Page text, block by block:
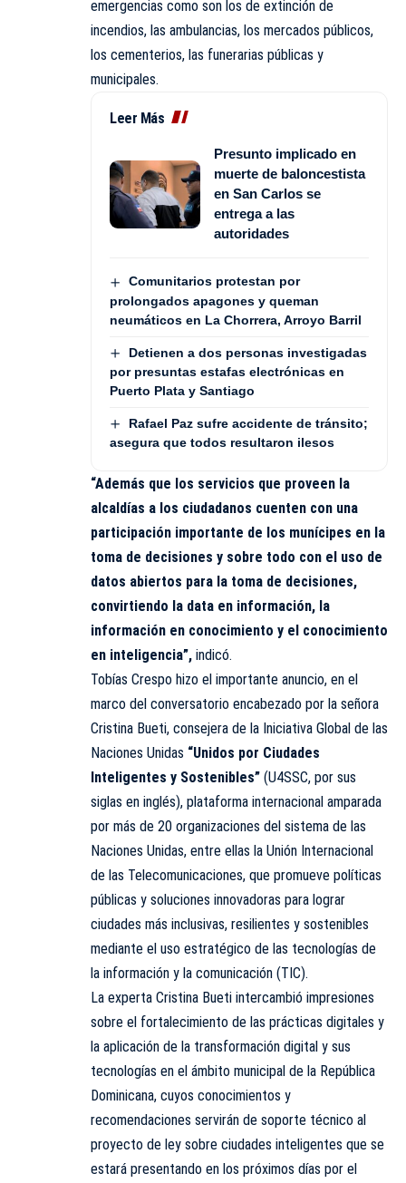
emergencias como son los de extinción de
incendios, las ambulancias, los mercados públicos,
los cementerios, las funerarias públicas y
municipales.
Leer Más
Presunto implicado en
muerte de baloncestista
en San Carlos se
entrega a las
autoridades
Comunitarios protestan por
prolongados apagones y queman
neumáticos en La Chorrera, Arroyo Barril
Detienen a dos personas investigadas
por presuntas estafas electrónicas en
Puerto Plata y Santiago
Rafael Paz sufre accidente de tránsito;
asegura que todos resultaron ilesos
“Además que los servicios que proveen la
alcaldías a los ciudadanos cuenten con una
participación importante de los munícipes en la
toma de decisiones y sobre todo con el uso de
datos abiertos para la toma de decisiones,
convirtiendo la data en información, la
información en conocimiento y el conocimiento
en inteligencia”, indicó.
Tobías Crespo hizo el importante anuncio, en el
marco del conversatorio encabezado por la señora
Cristina Bueti, consejera de la Iniciativa Global de las
Naciones Unidas “Unidos por Ciudades
Inteligentes y Sostenibles” (U4SSC, por sus
siglas en inglés), plataforma internacional amparada
por más de 20 organizaciones del sistema de las
Naciones Unidas, entre ellas la Unión Internacional
de las Telecomunicaciones, que promueve políticas
públicas y soluciones innovadoras para lograr
ciudades más inclusivas, resilientes y sostenibles
mediante el uso estratégico de las tecnologías de
la información y la comunicación (TIC).
La experta Cristina Bueti intercambió impresiones
sobre el fortalecimiento de las prácticas digitales y
la aplicación de la transformación digital y sus
tecnologías en el ámbito municipal de la República
Dominicana, cuyos conocimientos y
recomendaciones servirán de soporte técnico al
proyecto de ley sobre ciudades inteligentes que se
estará presentando en los próximos días por el